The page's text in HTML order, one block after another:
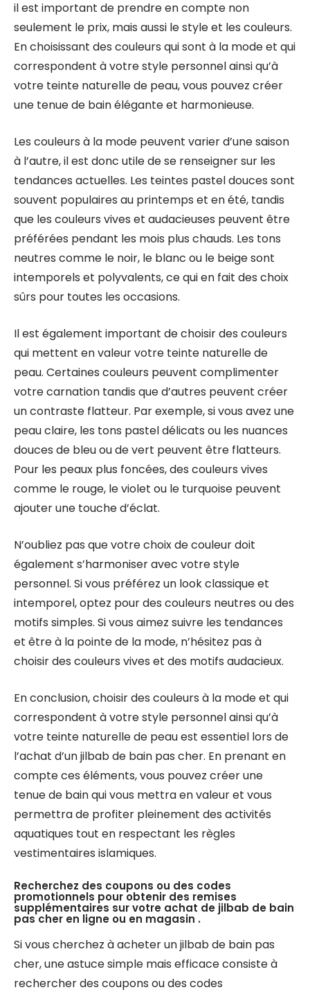
il est important de prendre en compte non
seulement le prix, mais aussi le style et les couleurs.
En choisissant des couleurs qui sont à la mode et qui
correspondent à votre style personnel ainsi qu’à
votre teinte naturelle de peau, vous pouvez créer
une tenue de bain élégante et harmonieuse.
Les couleurs à la mode peuvent varier d’une saison
à l’autre, il est donc utile de se renseigner sur les
tendances actuelles. Les teintes pastel douces sont
souvent populaires au printemps et en été, tandis
que les couleurs vives et audacieuses peuvent être
préférées pendant les mois plus chauds. Les tons
neutres comme le noir, le blanc ou le beige sont
intemporels et polyvalents, ce qui en fait des choix
sûrs pour toutes les occasions.
Il est également important de choisir des couleurs
qui mettent en valeur votre teinte naturelle de
peau. Certaines couleurs peuvent complimenter
votre carnation tandis que d’autres peuvent créer
un contraste flatteur. Par exemple, si vous avez une
peau claire, les tons pastel délicats ou les nuances
douces de bleu ou de vert peuvent être flatteurs.
Pour les peaux plus foncées, des couleurs vives
comme le rouge, le violet ou le turquoise peuvent
ajouter une touche d’éclat.
N’oubliez pas que votre choix de couleur doit
également s’harmoniser avec votre style
personnel. Si vous préférez un look classique et
intemporel, optez pour des couleurs neutres ou des
motifs simples. Si vous aimez suivre les tendances
et être à la pointe de la mode, n’hésitez pas à
choisir des couleurs vives et des motifs audacieux.
En conclusion, choisir des couleurs à la mode et qui
correspondent à votre style personnel ainsi qu’à
votre teinte naturelle de peau est essentiel lors de
l’achat d’un jilbab de bain pas cher. En prenant en
compte ces éléments, vous pouvez créer une
tenue de bain qui vous mettra en valeur et vous
permettra de profiter pleinement des activités
aquatiques tout en respectant les règles
vestimentaires islamiques.
Recherchez des coupons ou des codes
promotionnels pour obtenir des remises
supplémentaires sur votre achat de jilbab de bain
pas cher en ligne ou en magasin .
Si vous cherchez à acheter un jilbab de bain pas
cher, une astuce simple mais efficace consiste à
rechercher des coupons ou des codes